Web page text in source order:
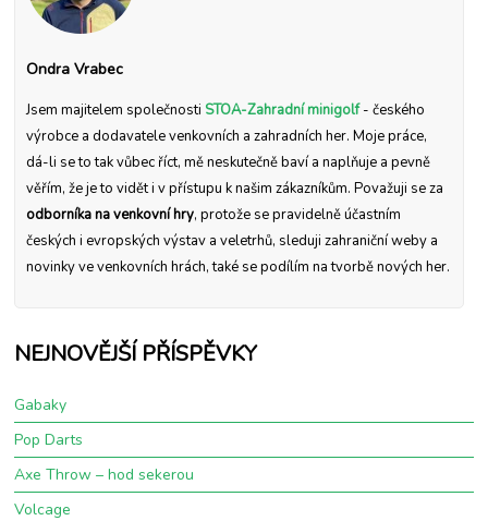
Ondra Vrabec
Jsem majitelem společnosti STOA-Zahradní minigolf- českého
výrobce a dodavatele venkovních a zahradních her. Moje práce,
dá-li se to tak vůbec říct, mě neskutečně baví a naplňuje a pevně
věřím, že je to vidět i v přístupu k našim zákazníkům. Považuji se za
odborníka na venkovní hry, protože se pravidelně účastním
českých i evropských výstav a veletrhů, sleduji zahraniční weby a
novinky ve venkovních hrách, také se podílím na tvorbě nových her.
NEJNOVĚJŠÍ PŘÍSPĚVKY
Gabaky
Pop Darts
Axe Throw – hod sekerou
Volcage